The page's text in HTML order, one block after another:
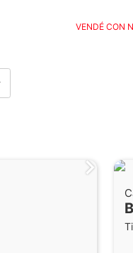
VENDÉ CON